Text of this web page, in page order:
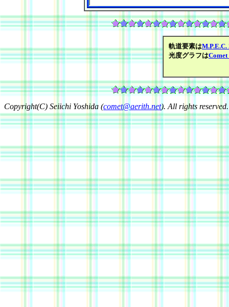
軌道要素は
光度グラフは
Copyright(C) Seiichi Yoshida (comet@aerith.net). All rights reserved.